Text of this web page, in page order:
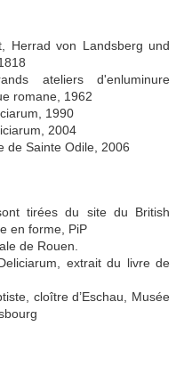
Herrad von Landsberg und
ateliers d'enluminure
romane, 1962
1990
2004
de Sainte Odile, 2006
tirées du site du British
en forme, PiP
de Rouen.
extrait du livre de
cloître d’Eschau, Musée